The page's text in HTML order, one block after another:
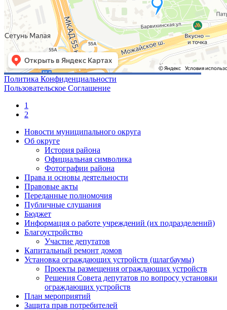
Политика Конфиденциальности
Пользовательское Соглашение
1
2
Новости муниципального округа
Об округе
История района
Официальная символика
Фотографии района
Права и основы деятельности
Правовые акты
Переданные полномочия
Публичные слушания
Бюджет
Информация о работе учреждений (их подразделений)
Благоустройство
Участие депутатов
Капитальный ремонт домов
Установка ограждающих устройств (шлагбаумы)
Проекты размещения ограждающих устройств
Решения Совета депутатов по вопросу установки
ограждающих устройств
План мероприятий
Защита прав потребителей